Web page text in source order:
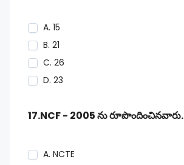
A. 15
B. 21
C. 26
D. 23
17.NCF - 2005 ను రూపొందించినవారు.
A. NCTE